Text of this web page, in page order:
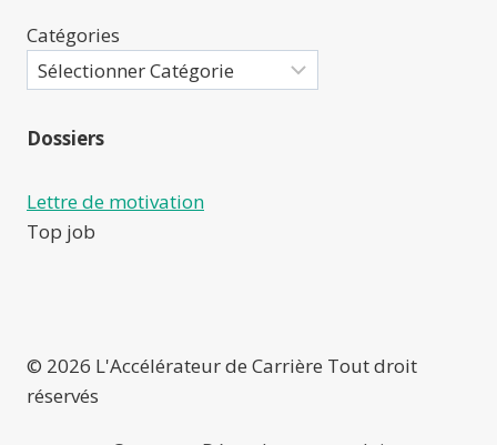
Catégories
Dossiers
Lettre de motivation
Top job
© 2026 L'Accélérateur de Carrière Tout droit
réservés